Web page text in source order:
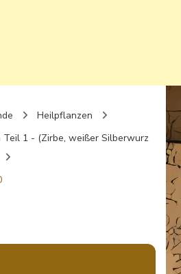
Heilpflanzen
1 - (Zirbe, weißer Silberwurz